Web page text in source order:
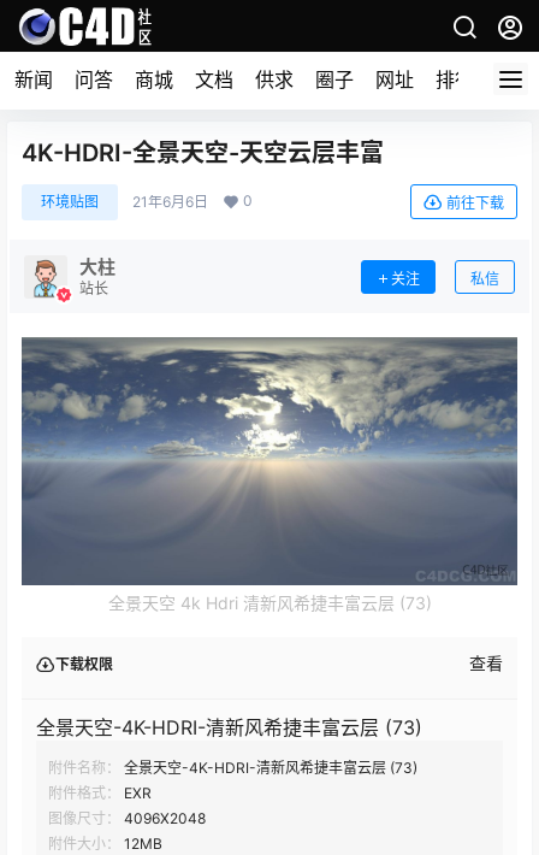
新闻 问答 商城 文档 供求 圈子 网址 排行榜
4K-HDRI-全景天空-天空云层丰富
环境贴图 21年6月6日 0 前往下载
大柱
站长
关注 私信
全景天空 4k Hdri 清新风希捷丰富云层 (73)
下载权限 查看
全景天空-4K-HDRI-清新风希捷丰富云层 (73)
附件名称：
全景天空-4K-HDRI-清新风希捷丰富云层 (73)
附件格式：
EXR
图像尺寸：
4096X2048
附件大小：
12MB